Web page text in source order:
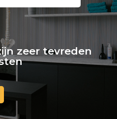
zeer tevreden